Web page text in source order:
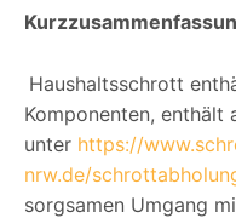
Haushaltsschrott
Komponenten, enthält
unter https://
nrw.de/
sorgsamen Umgang